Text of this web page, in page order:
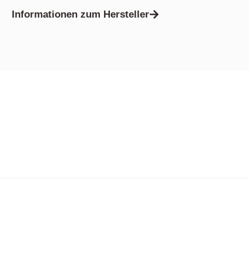
Informationen zum Hersteller